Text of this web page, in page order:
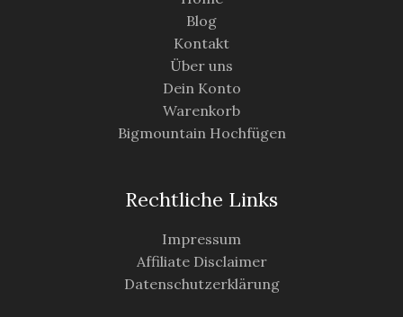
Blog
Kontakt
Über uns
Dein Konto
Warenkorb
Bigmountain Hochfügen
Rechtliche Links
Impressum
Affiliate Disclaimer
Datenschutzerklärung